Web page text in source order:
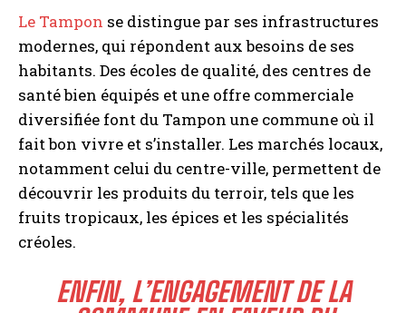
Le Tampon se distingue par ses infrastructures
modernes, qui répondent aux besoins de ses
habitants. Des écoles de qualité, des centres de
santé bien équipés et une offre commerciale
diversifiée font du Tampon une commune où il
fait bon vivre et s’installer. Les marchés locaux,
notamment celui du centre-ville, permettent de
découvrir les produits du terroir, tels que les
fruits tropicaux, les épices et les spécialités
créoles.
ENFIN, L’ENGAGEMENT DE LA